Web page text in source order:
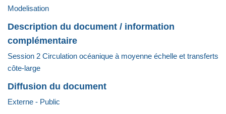
Modelisation
Description du document / information
complémentaire
Session 2 Circulation océanique à moyenne échelle et transferts
côte-large
Diffusion du document
Externe - Public